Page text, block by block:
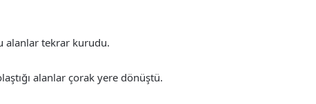
alanlar tekrar kurudu.
alanlar çorak yere dönüştü.